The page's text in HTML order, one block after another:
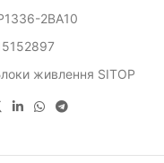
2BA10
живлення SITOP